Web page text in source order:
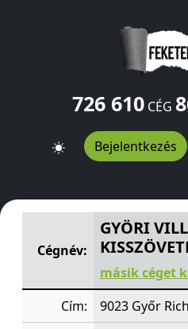
726 610CÉG
Bejelentkezés
GYÖRI
Cégnév:
GYÖRI
másik céget
Cím:
9023 Győr